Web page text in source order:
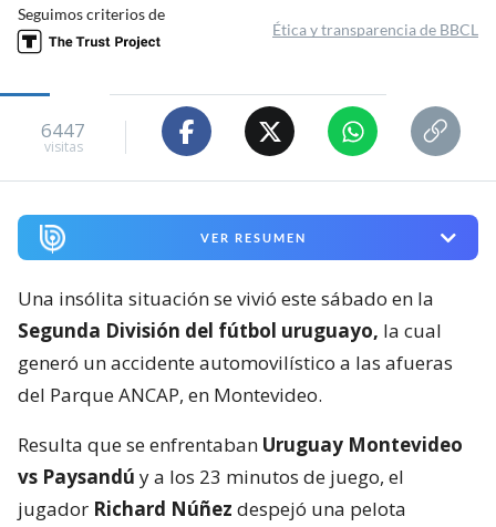
Seguimos criterios de
Ética y transparencia de BBCL
6447
visitas
VER RESUMEN
Una insólita situación se vivió este sábado en la
Segunda División del fútbol uruguayo, la cual
generó un accidente automovilístico a las afueras
del Parque ANCAP, en Montevideo.
Resulta que se enfrentaban Uruguay Montevideo
vs Paysandú y a los 23 minutos de juego, el
jugador Richard Núñez despejó una pelota